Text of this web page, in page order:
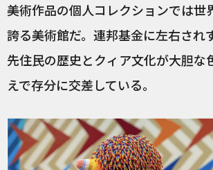
美術作品の個人コレクションでは世
誇る美術館だ。連邦基金に左右され
先住民の歴史とクィア文化が大胆な
えで存分に交差している。